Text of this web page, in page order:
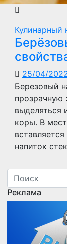
Кулинарный
25/04/
Березовый
прозрачную
выделяться
коры. В
напиток
Реклама